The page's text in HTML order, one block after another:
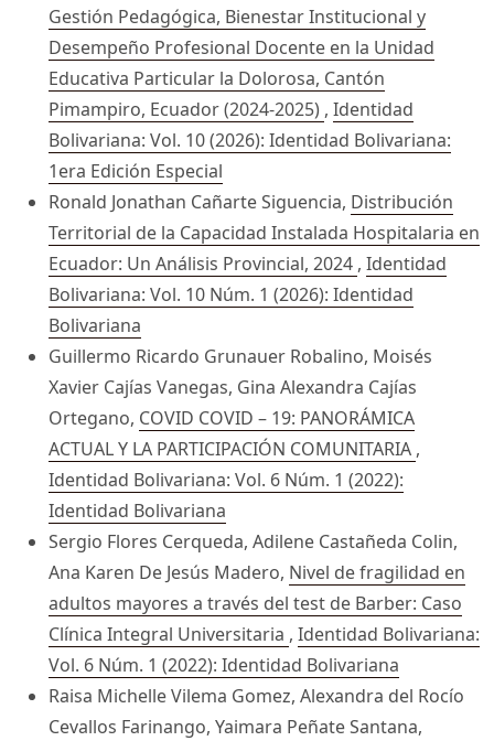
Gestión Pedagógica, Bienestar Institucional y
Desempeño Profesional Docente en la Unidad
Educativa Particular la Dolorosa, Cantón
Pimampiro, Ecuador (2024-2025) , Identidad
Bolivariana: Vol. 10 (2026): Identidad Bolivariana:
1era Edición Especial
Ronald Jonathan Cañarte Siguencia, Distribución
Territorial de la Capacidad Instalada Hospitalaria en
Ecuador: Un Análisis Provincial, 2024 , Identidad
Bolivariana: Vol. 10 Núm. 1 (2026): Identidad
Bolivariana
Guillermo Ricardo Grunauer Robalino, Moisés
Xavier Cajías Vanegas, Gina Alexandra Cajías
Ortegano, COVID COVID – 19: PANORÁMICA
ACTUAL Y LA PARTICIPACIÓN COMUNITARIA ,
Identidad Bolivariana: Vol. 6 Núm. 1 (2022):
Identidad Bolivariana
Sergio Flores Cerqueda, Adilene Castañeda Colin,
Ana Karen De Jesús Madero, Nivel de fragilidad en
adultos mayores a través del test de Barber: Caso
Clínica Integral Universitaria , Identidad Bolivariana:
Vol. 6 Núm. 1 (2022): Identidad Bolivariana
Raisa Michelle Vilema Gomez, Alexandra del Rocío
Cevallos Farinango, Yaimara Peñate Santana,